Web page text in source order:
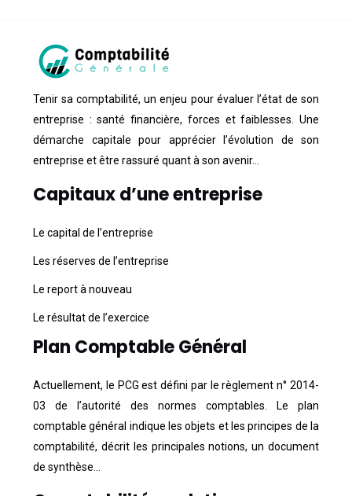
Tenir sa comptabilité, un enjeu pour évaluer l’état de son
entreprise : santé financière, forces et faiblesses. Une
démarche capitale pour apprécier l’évolution de son
entreprise et être rassuré quant à son avenir…
Capitaux d’une entreprise
Le capital de l’entreprise
Les réserves de l’entreprise
Le report à nouveau
Le résultat de l’exercice
Plan Comptable Général
Actuellement, le PCG est défini par le règlement n° 2014-
03 de l’autorité des normes comptables. Le plan
comptable général indique les objets et les principes de la
comptabilité, décrit les principales notions, un document
de synthèse…